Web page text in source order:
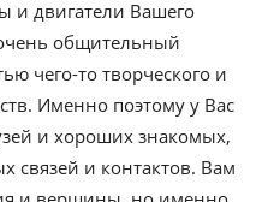
и двигатели Вашего
общительный
чего-то творческого и
Именно поэтому у Вас
и хороших знакомых,
связей и контактов. Вам